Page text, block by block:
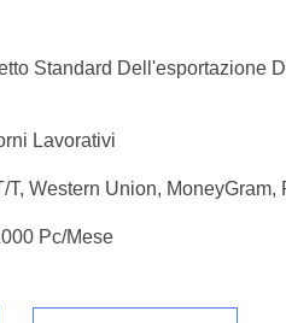
Standard Dell'esportazione
Lavorativi
T, Western Union, MoneyGram,
Pc/mese